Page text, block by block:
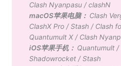
Clash Nyanpasu/clashN
macOS苹果电脑： Clash
ClashX Pro/Stash/ Clash
Quantumult X/ Clash
iOS苹果手机： Quantumult/
Shadowrocket/Stash